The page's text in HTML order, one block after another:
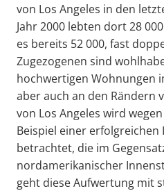
von Los Angeles in den
Jahr 2000 lebten dort 28
es bereits 52 000, fast
Zugezogenen sind
hochwertigen Wohnungen
aber auch an den Rändern
von Los Angeles wird
Beispiel einer
betrachtet, die im
nordamerikanischer
geht diese Aufwertung mit